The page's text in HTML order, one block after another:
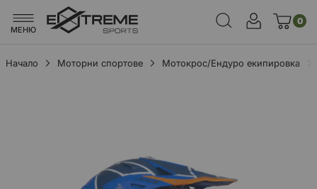
МЕНЮ
0
Начало Моторни спортове
Мотокрос/Ендуро екипировка